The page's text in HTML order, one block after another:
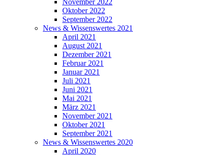
November 2022
Oktober 2022
September 2022
News & Wissenswertes 2021
April 2021
August 2021
Dezember 2021
Februar 2021
Januar 2021
Juli 2021
Juni 2021
Mai 2021
März 2021
November 2021
Oktober 2021
September 2021
News & Wissenswertes 2020
April 2020